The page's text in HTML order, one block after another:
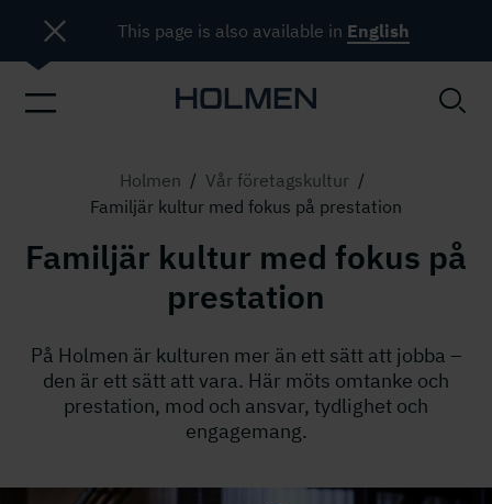
Holmen / Vår företagskultur /
Familjär kultur med fokus på prestation
Familjär kultur med fokus på
prestation
På Holmen är kulturen mer än ett sätt att jobba –
den är ett sätt att vara. Här möts omtanke och
prestation, mod och ansvar, tydlighet och
engagemang.
This page is also available in English